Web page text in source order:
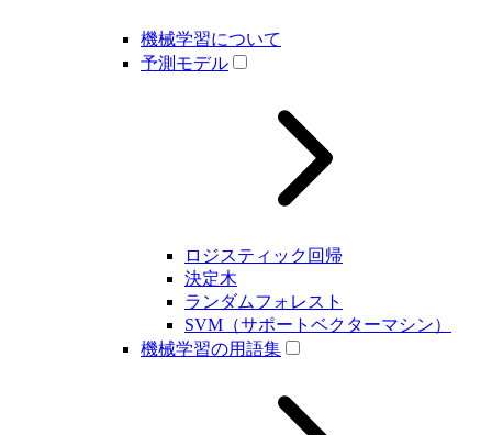
機械学習について
予測モデル
ロジスティック回帰
決定木
ランダムフォレスト
SVM（サポートベクターマシン）
機械学習の用語集